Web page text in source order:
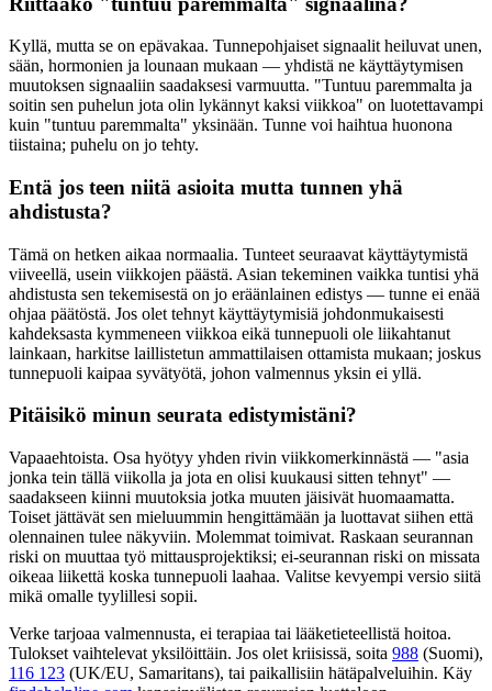
Kyllä, mutta se on epävakaa. Tunnepohjaiset signaalit heiluvat unen,
sään, hormonien ja lounaan mukaan — yhdistä ne käyttäytymisen
muutoksen signaaliin saadaksesi varmuutta. "Tuntuu paremmalta ja
soitin sen puhelun jota olin lykännyt kaksi viikkoa" on luotettavampi
kuin "tuntuu paremmalta" yksinään. Tunne voi haihtua huonona
tiistaina; puhelu on jo tehty.
Entä jos teen niitä asioita mutta tunnen yhä
ahdistusta?
Tämä on hetken aikaa normaalia. Tunteet seuraavat käyttäytymistä
viiveellä, usein viikkojen päästä. Asian tekeminen vaikka tuntisi yhä
ahdistusta sen tekemisestä on jo eräänlainen edistys — tunne ei enää
ohjaa päätöstä. Jos olet tehnyt käyttäytymisiä johdonmukaisesti
kahdeksasta kymmeneen viikkoa eikä tunnepuoli ole liikahtanut
lainkaan, harkitse laillistetun ammattilaisen ottamista mukaan; joskus
tunnepuoli kaipaa syvätyötä, johon valmennus yksin ei yllä.
Pitäisikö minun seurata edistymistäni?
Vapaaehtoista. Osa hyötyy yhden rivin viikkomerkinnästä — "asia
jonka tein tällä viikolla ja jota en olisi kuukausi sitten tehnyt" —
saadakseen kiinni muutoksia jotka muuten jäisivät huomaamatta.
Toiset jättävät sen mieluummin hengittämään ja luottavat siihen että
olennainen tulee näkyviin. Molemmat toimivat. Raskaan seurannan
riski on muuttaa työ mittausprojektiksi; ei-seurannan riski on missata
oikeaa liikettä koska tunnepuoli laahaa. Valitse kevyempi versio siitä
mikä omalle tyylillesi sopii.
Verke tarjoaa valmennusta, ei terapiaa tai lääketieteellistä hoitoa.
Tulokset vaihtelevat yksilöittäin. Jos olet kriisissä, soita 988 (Suomi),
116 123 (UK/EU, Samaritans), tai paikallisiin hätäpalveluihin. Käy